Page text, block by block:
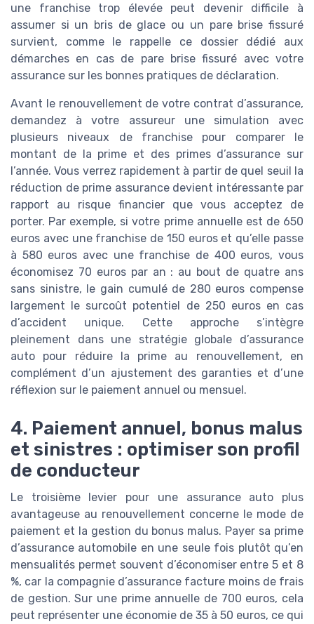
une franchise trop élevée peut devenir difficile à
assumer si un bris de glace ou un pare brise fissuré
survient, comme le rappelle ce dossier dédié aux
démarches en cas de pare brise fissuré avec votre
assurance sur les bonnes pratiques de déclaration.
Avant le renouvellement de votre contrat d’assurance,
demandez à votre assureur une simulation avec
plusieurs niveaux de franchise pour comparer le
montant de la prime et des primes d’assurance sur
l’année. Vous verrez rapidement à partir de quel seuil la
réduction de prime assurance devient intéressante par
rapport au risque financier que vous acceptez de
porter. Par exemple, si votre prime annuelle est de 650
euros avec une franchise de 150 euros et qu’elle passe
à 580 euros avec une franchise de 400 euros, vous
économisez 70 euros par an : au bout de quatre ans
sans sinistre, le gain cumulé de 280 euros compense
largement le surcoût potentiel de 250 euros en cas
d’accident unique. Cette approche s’intègre
pleinement dans une stratégie globale d’assurance
auto pour réduire la prime au renouvellement, en
complément d’un ajustement des garanties et d’une
réflexion sur le paiement annuel ou mensuel.
4. Paiement annuel, bonus malus
et sinistres : optimiser son profil
de conducteur
Le troisième levier pour une assurance auto plus
avantageuse au renouvellement concerne le mode de
paiement et la gestion du bonus malus. Payer sa prime
d’assurance automobile en une seule fois plutôt qu’en
mensualités permet souvent d’économiser entre 5 et 8
%, car la compagnie d’assurance facture moins de frais
de gestion. Sur une prime annuelle de 700 euros, cela
peut représenter une économie de 35 à 50 euros, ce qui